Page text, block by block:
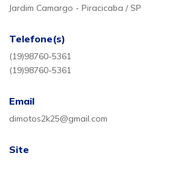
Jardim Camargo - Piracicaba / SP
Telefone(s)
(19)98760-5361
(19)98760-5361
Email
dimotos2k25@gmail.com
Site